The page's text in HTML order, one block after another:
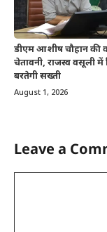
डीएम आशीष चौहान की
चेतावनी, राजस्व वसूली में
बरतेगी सख्ती
August 1, 2026
Leave a